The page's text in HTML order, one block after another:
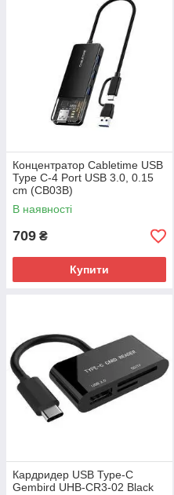
Концентратор Cabletime USB
Type C-4 Port USB 3.0, 0.15
cm (CB03B)
В наявності
709 ₴
Купити
Кардридер USB Type-C
Gembird UHB-CR3-02 Black